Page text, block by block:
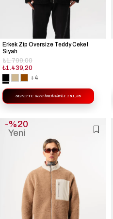
Erkek Zip Oversize Teddy Ceket
Siyah
₺1.439,20
₺1.799,00
+4
SEPETTE %20 İNDIRIM₺1.151,36
%20
Yeni